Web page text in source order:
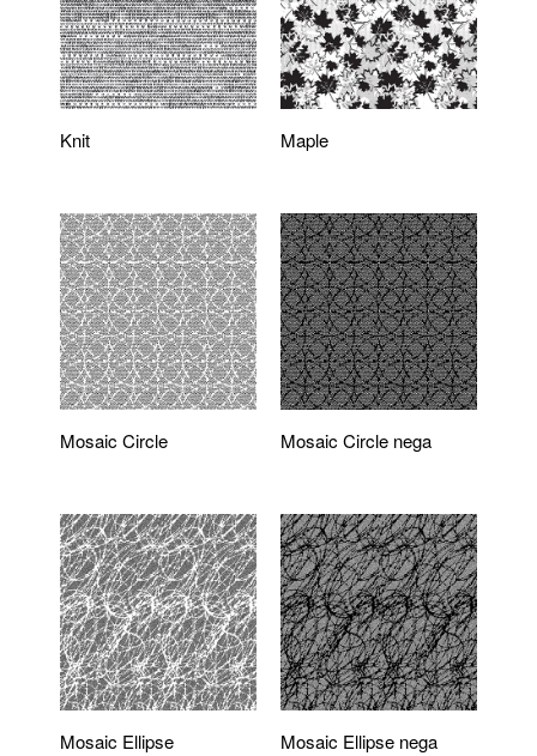
Knit Maple
Mosaic Circle Mosaic Circle nega
Mosaic Ellipse Mosaic Ellipse nega